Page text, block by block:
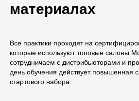
материалах
Все практики проходят на
которые используют топовые салоны
сотрудничаем с дистрибьюторами и
день обучения действует повышенная
стартового набора.